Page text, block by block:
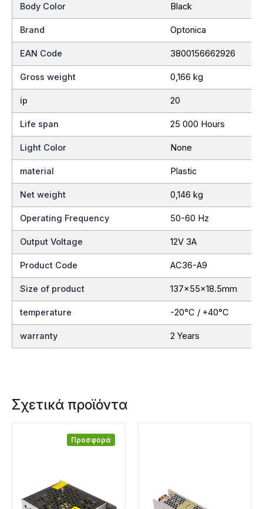
Body Color Black
Brand Optonica
EAN Code 3800156662926
Gross weight 0,166 kg
ip 20
Life span 25 000 Hours
Light Color None
material Plastic
Net weight 0,146 kg
Operating Frequency 50-60 Hz
Output Voltage 12V 3A
Product Code AC36-A9
Size of product 137x55x18.5mm
temperature -20°C / +40°C
warranty 2 Years
Σχετικά προϊόντα
Προσφορά